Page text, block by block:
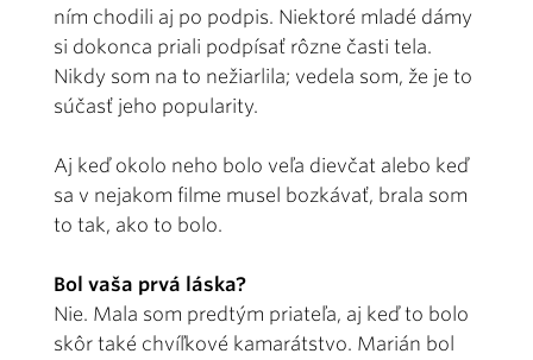
ním chodili aj po podpis. Niektoré mladé dámy
si dokonca priali podpísať rôzne časti tela.
Nikdy som na to nežiarlila; vedela som, že je to
súčasť jeho popularity.
Aj keď okolo neho bolo veľa dievčat alebo keď
sa v nejakom filme musel bozkávať, brala som
to tak, ako to bolo.
Bol vaša prvá láska?
Nie. Mala som predtým priateľa, aj keď to bolo
skôr také chvíľkové kamarátstvo. Marián bol